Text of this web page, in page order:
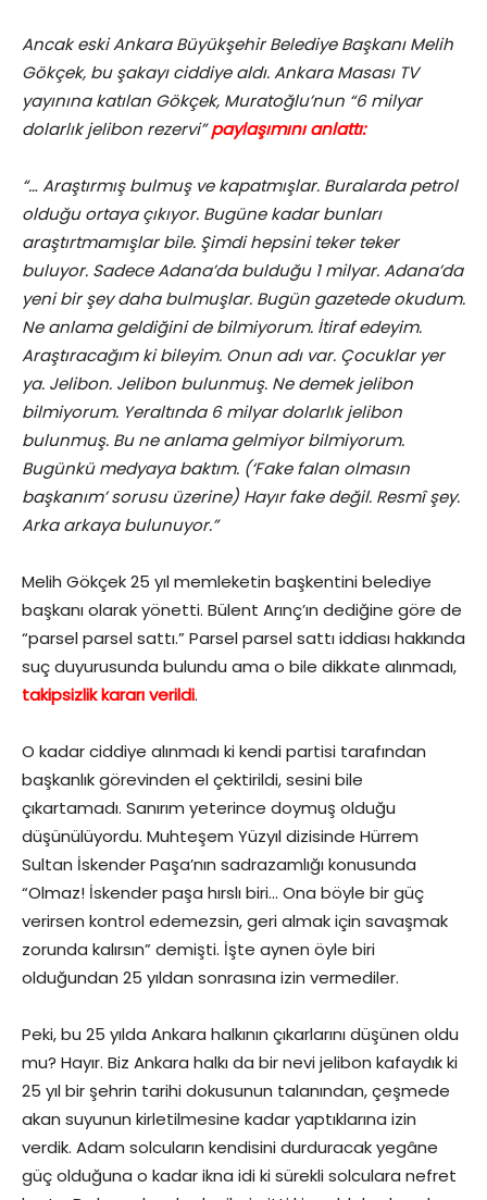
Ancak eski Ankara Büyükşehir Belediye Başkanı Melih
Gökçek, bu şakayı ciddiye aldı. Ankara Masası TV
yayınına katılan Gökçek, Muratoğlu’nun “6 milyar
dolarlık jelibon rezervi”paylaşımını anlattı:
“… Araştırmış bulmuş ve kapatmışlar. Buralarda petrol
olduğu ortaya çıkıyor. Bugüne kadar bunları
araştırtmamışlar bile. Şimdi hepsini teker teker
buluyor. Sadece Adana’da bulduğu 1 milyar. Adana’da
yeni bir şey daha bulmuşlar. Bugün gazetede okudum.
Ne anlama geldiğini de bilmiyorum. İtiraf edeyim.
Araştıracağım ki bileyim. Onun adı var. Çocuklar yer
ya. Jelibon. Jelibon bulunmuş. Ne demek jelibon
bilmiyorum. Yeraltında 6 milyar dolarlık jelibon
bulunmuş. Bu ne anlama gelmiyor bilmiyorum.
Bugünkü medyaya baktım. (‘Fake falan olmasın
başkanım’ sorusu üzerine) Hayır fake değil. Resmî şey.
Arka arkaya bulunuyor.”
Melih Gökçek 25 yıl memleketin başkentini belediye
başkanı olarak yönetti. Bülent Arınç’ın dediğine göre de
“parsel parsel sattı.” Parsel parsel sattı iddiası hakkında
suç duyurusunda bulundu ama o bile dikkate alınmadı,
takipsizlik kararı verildi.
O kadar ciddiye alınmadı ki kendi partisi tarafından
başkanlık görevinden el çektirildi, sesini bile
çıkartamadı. Sanırım yeterince doymuş olduğu
düşünülüyordu. Muhteşem Yüzyıl dizisinde Hürrem
Sultan İskender Paşa’nın sadrazamlığı konusunda
“Olmaz! İskender paşa hırslı biri… Ona böyle bir güç
verirsen kontrol edemezsin, geri almak için savaşmak
zorunda kalırsın” demişti. İşte aynen öyle biri
olduğundan 25 yıldan sonrasına izin vermediler.
Peki, bu 25 yılda Ankara halkının çıkarlarını düşünen oldu
mu? Hayır. Biz Ankara halkı da bir nevi jelibon kafaydık ki
25 yıl bir şehrin tarihi dokusunun talanından, çeşmede
akan suyunun kirletilmesine kadar yaptıklarına izin
verdik. Adam solcuların kendisini durduracak yegâne
güç olduğuna o kadar ikna idi ki sürekli solculara nefret